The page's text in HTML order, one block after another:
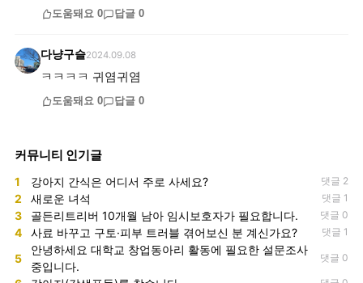
도움돼요 0 답글 0
다냥구슬2024.09.08
ㅋㅋㅋㅋ 귀염귀염
도움돼요 0 답글 0
커뮤니티 인기글
1 강아지 간식은 어디서 주로 사세요? 댓글 2
2 새로운 녀석 댓글 1
3 골든리트리버 10개월 남아 임시보호자가 필요합니다. 댓글 0
4 사료 바꾸고 구토·피부 트러블 겪어보신 분 계신가요? 댓글 1
5
안녕하세요 대학교 창업동아리 활동에 필요한 설문조사
중입니다.
댓글 0